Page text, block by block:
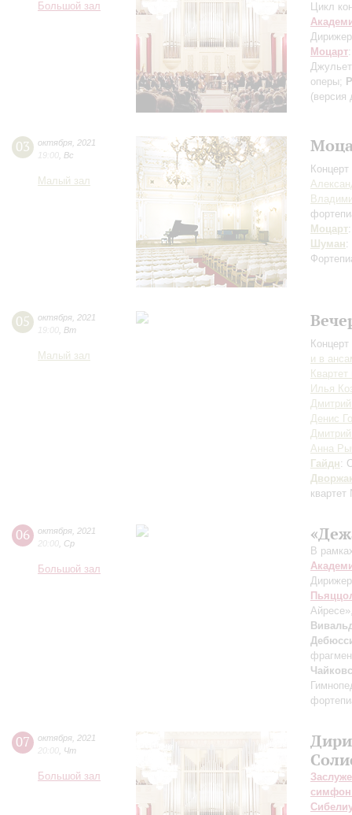
Большой зал
Цикл
Моцарт
оперы;
(версия
03 октября 2021
19:00 Вс
Малый зал
Моцарт
Шуман:
05 октября 2021
19:00 Вт
Малый зал
и в
Илья
Денис
Анна
Гайдн:
06 октября 2021
20:00 Ср
Большой зал
В
07 октября 2021
20:00 Чт
Большой зал